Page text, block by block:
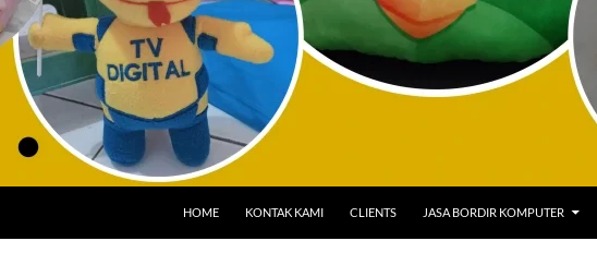
HOME KONTAK KAMI CLIENTS JASA BORDIR KOMPUTER